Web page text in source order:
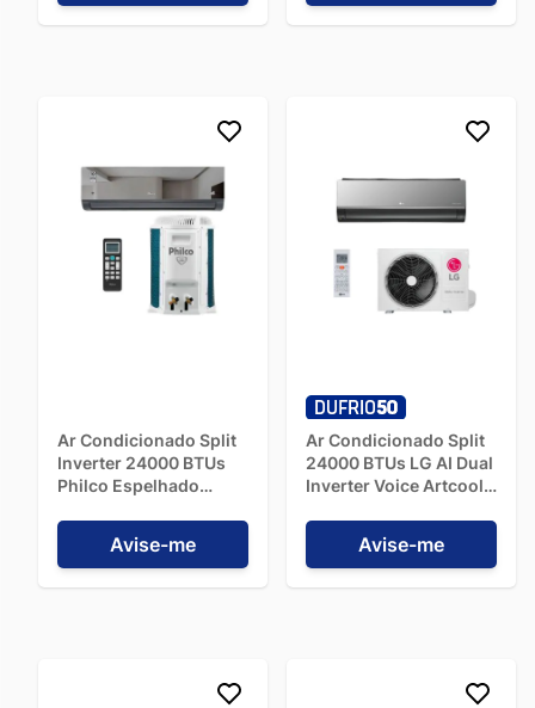
Ar Condicionado Split
Inverter 24000 BTUs
Philco Espelhado
PAC24000IQFM15E -
Avise-me
Ar Condicionado Split
24000 BTUs LG AI Dual
Inverter Voice Artcool
220V
Avise-me